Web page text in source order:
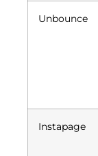
Unbounce
Instapage